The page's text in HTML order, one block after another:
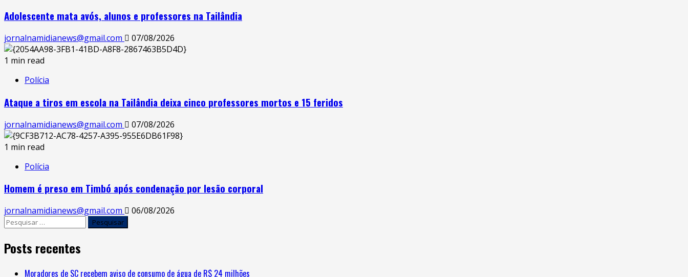
Adolescente mata avós, alunos e professores na Tailândia
jornalnamidianews@gmail.com
07/08/2026
1 min read
Polícia
Ataque a tiros em escola na Tailândia deixa cinco professores mortos e 15 feridos
jornalnamidianews@gmail.com
07/08/2026
1 min read
Polícia
Homem é preso em Timbó após condenação por lesão corporal
jornalnamidianews@gmail.com 06/08/2026
Posts recentes
Moradores de SC recebem aviso de consumo de água de R$ 24 milhões